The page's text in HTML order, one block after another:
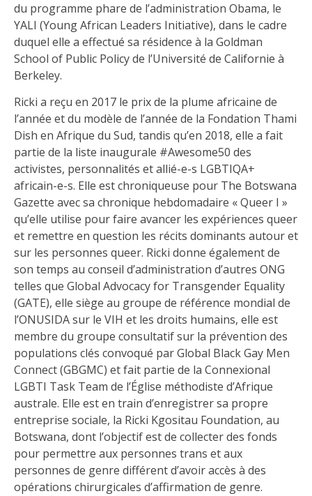
du programme phare de l’administration Obama, le
YALI (Young African Leaders Initiative), dans le cadre
duquel elle a effectué sa résidence à la Goldman
School of Public Policy de l’Université de Californie à
Berkeley.
Ricki a reçu en 2017 le prix de la plume africaine de
l’année et du modèle de l’année de la Fondation Thami
Dish en Afrique du Sud, tandis qu’en 2018, elle a fait
partie de la liste inaugurale #Awesome50 des
activistes, personnalités et allié-e-s LGBTIQA+
africain-e-s. Elle est chroniqueuse pour The Botswana
Gazette avec sa chronique hebdomadaire « Queer I »
qu’elle utilise pour faire avancer les expériences queer
et remettre en question les récits dominants autour et
sur les personnes queer. Ricki donne également de
son temps au conseil d’administration d’autres ONG
telles que Global Advocacy for Transgender Equality
(GATE), elle siège au groupe de référence mondial de
l’ONUSIDA sur le VIH et les droits humains, elle est
membre du groupe consultatif sur la prévention des
populations clés convoqué par Global Black Gay Men
Connect (GBGMC) et fait partie de la Connexional
LGBTI Task Team de l’Église méthodiste d’Afrique
australe. Elle est en train d’enregistrer sa propre
entreprise sociale, la Ricki Kgositau Foundation, au
Botswana, dont l’objectif est de collecter des fonds
pour permettre aux personnes trans et aux
personnes de genre différent d’avoir accès à des
opérations chirurgicales d’affirmation de genre.